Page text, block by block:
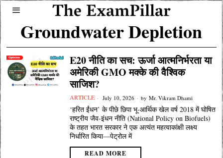
Groundwater Depletion
E20 नीति का सच: ऊर्जा आत्मनिर्भरता या
अमेरिकी GMO मक्के की वैश्विक
साजिश?
ARTICLE July 10, 2026 by Mr. Vikram Dhami
‘हरित ईंधन’ के पीछे छिपा भू-आर्थिक खेल वर्ष 2018 में घोषित
राष्ट्रीय जैव-इंधन नीति (National Policy on Biofuels)
के तहत भारत सरकार ने एक अत्यंत महत्वाकांक्षी लक्ष्य
निर्धारित किया—पेट्रोल में
READ MORE